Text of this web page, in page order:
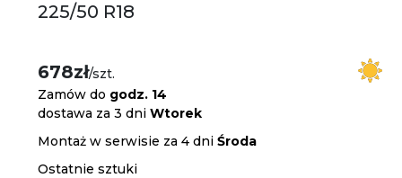
225/50 R18
678zł/szt.
Zamów do godz. 14
dostawa za 3 dniWtorek
Montaż w serwisie za 4 dniŚroda
Ostatnie sztuki